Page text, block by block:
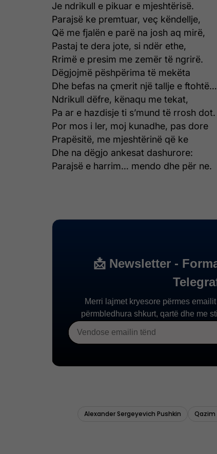
Je ndrikull e pikuar e mjeshtërisë.
Parajsë ke premtuar, veç këndellje,
Që me fjalën e parë na josh aq mirë,
Pastaj te dera jote, si ndër ethe,
Rrimë e presim me zemër të ngrirë.
Dëgjojmë pëshpërima të mekëta
Dhe befas na çmerit një tallje e ftohtë…
Ndrikull dëfre, kënaqu me tekat,
Pa ar e hazdisje ti s’mund të rrosh dot.
Por mos i ler, moj kunadhe, pas dore
Prapësitë, me mjeshtërinë që ke
Dhe na dëgjo ankesat dashurore:
Parajsë e harrim… mendo dhe për ne.